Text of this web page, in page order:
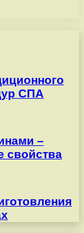
СПА
–
свойства